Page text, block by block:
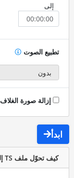
إلى
تطبيع الصوت
إزالة صورة الغلاف
ابدأ
كيف تحوّل ملف TS إلى ملف MP3؟